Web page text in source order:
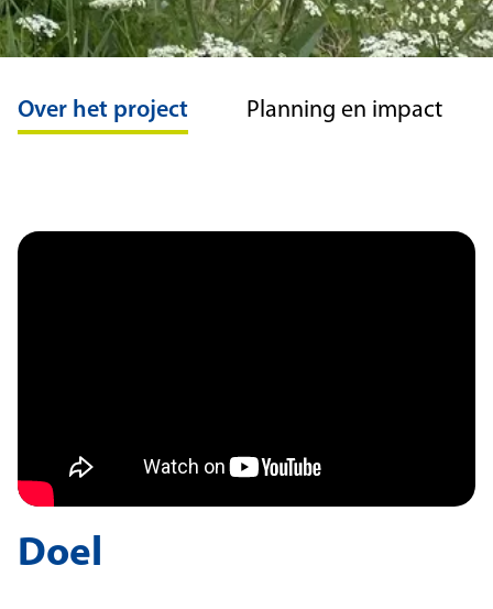
Over het project Planning en impact
Doel